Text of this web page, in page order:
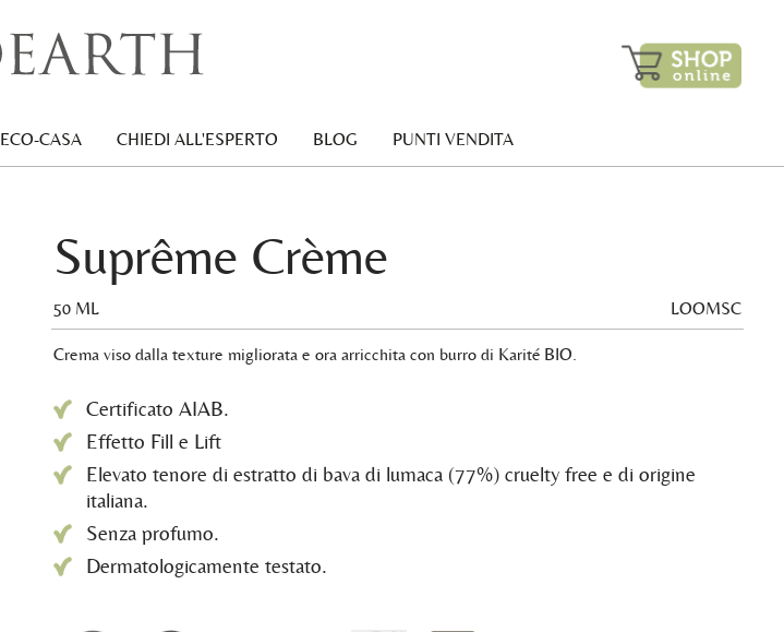
ECO-CASA CHIEDI ALL'ESPERTO BLOG PUNTI VENDITA
Suprême Crème
50 ML LOOMSC
Crema viso dalla texture migliorata e ora arricchita con burro di Karité BIO.
Certificato AIAB.
Effetto Fill e Lift
Elevato tenore di estratto di bava di lumaca (77%) cruelty free e di origine
italiana.
Senza profumo.
Dermatologicamente testato.